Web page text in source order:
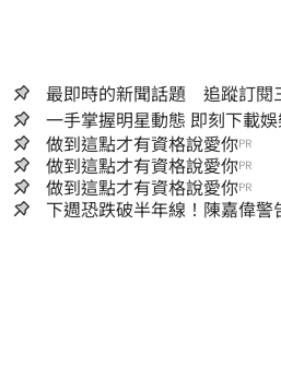
最即時的新聞話題 追蹤訂閱
一手掌握明星動態
做到這點才有資格說愛你PR
做到這點才有資格說愛你PR
做到這點才有資格說愛你PR
下週恐跌破半年線！陳嘉偉